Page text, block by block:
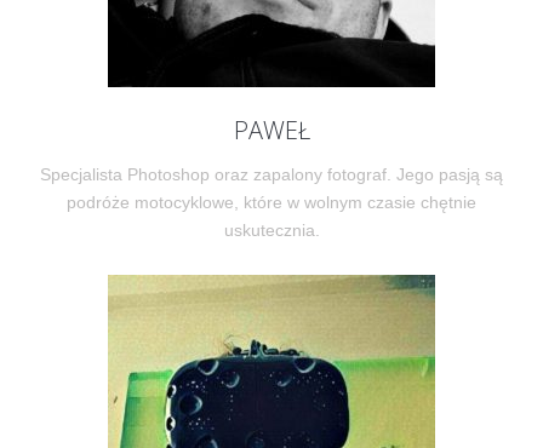
PAWEŁ
Specjalista Photoshop oraz zapalony fotograf. Jego pasją są
podróże motocyklowe, które w wolnym czasie chętnie
uskutecznia.